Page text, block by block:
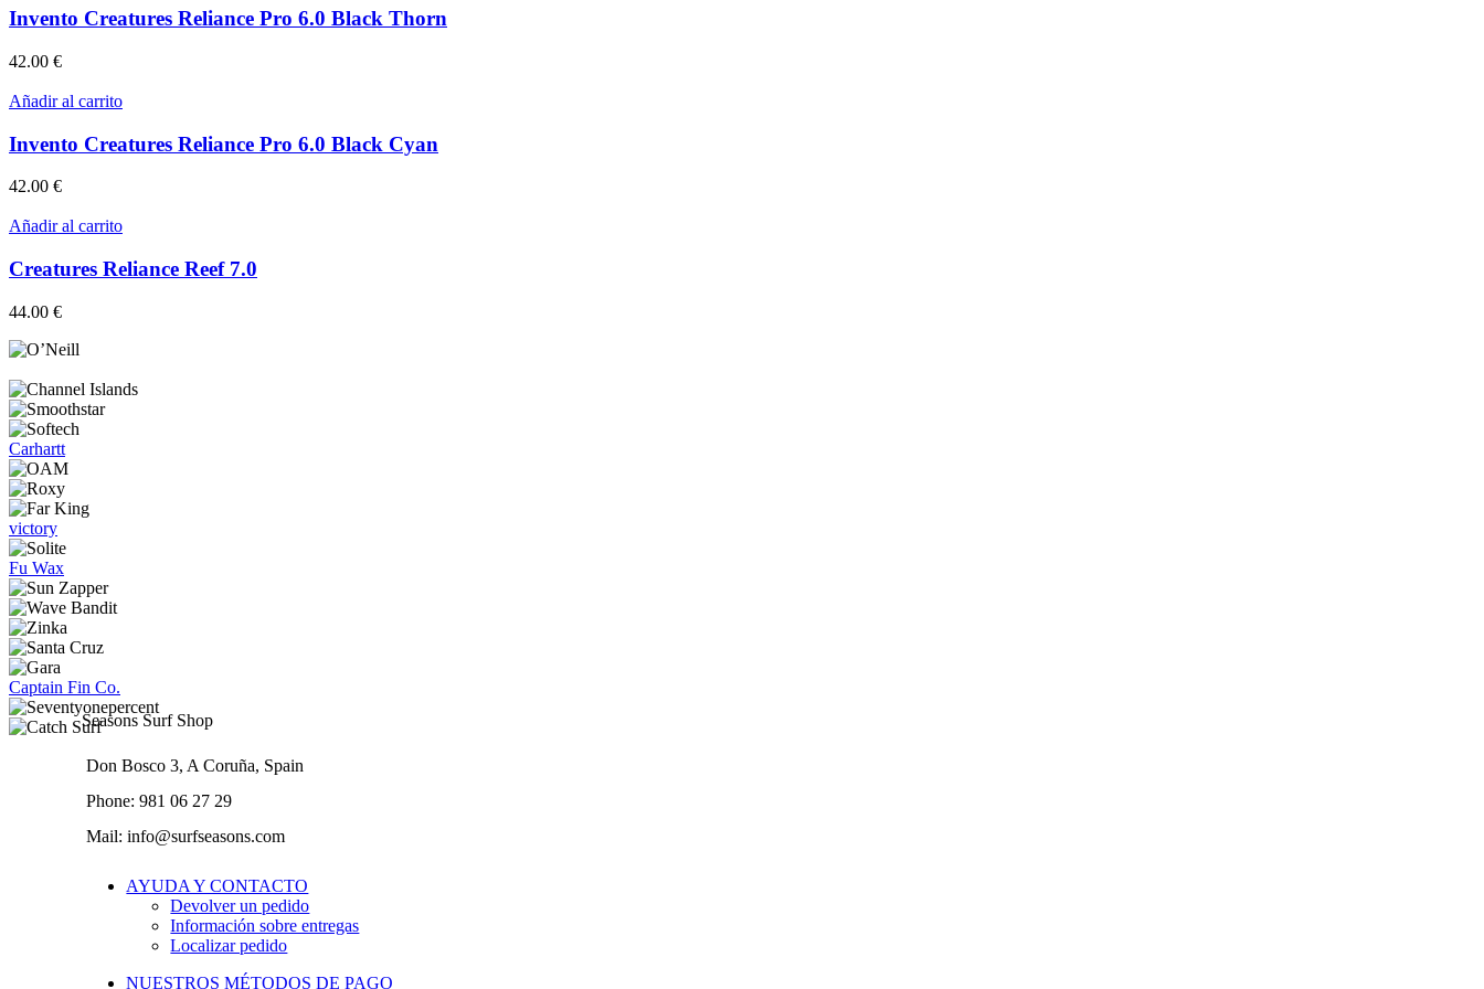
Invento Creatures Reliance Pro 6.0 Black Thorn
42.00 €
Añadir al carrito
Invento Creatures Reliance Pro 6.0 Black Cyan
42.00 €
Añadir al carrito
Creatures Reliance Reef 7.0
44.00 €
Carhartt
victory
Fu Wax
Captain Fin Co.
Seasons Surf Shop
Don Bosco 3, A Coruña, Spain
Phone: 981 06 27 29
Mail: info@surfseasons.com
AYUDA Y CONTACTO
Devolver un pedido
Información sobre entregas
Localizar pedido
NUESTROS MÉTODOS DE PAGO